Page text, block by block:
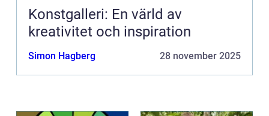
Konstgalleri: En värld av
kreativitet och inspiration
Simon Hagberg 28 november 2025